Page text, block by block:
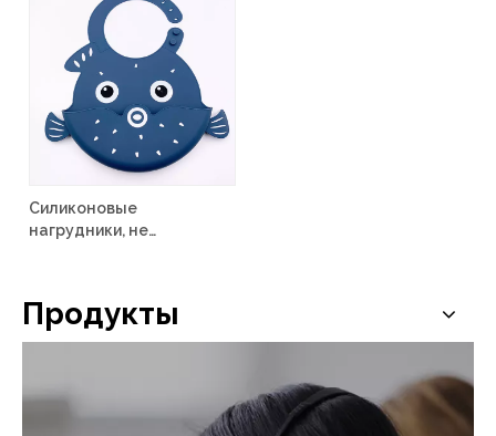
Силиконовые
нагрудники, не
Продукты